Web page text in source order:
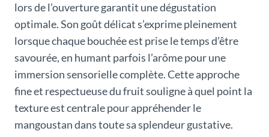
lors de l’ouverture garantit une dégustation
optimale. Son goût délicat s’exprime pleinement
lorsque chaque bouchée est prise le temps d’être
savourée, en humant parfois l’arôme pour une
immersion sensorielle complète. Cette approche
fine et respectueuse du fruit souligne à quel point la
texture est centrale pour appréhender le
mangoustan dans toute sa splendeur gustative.